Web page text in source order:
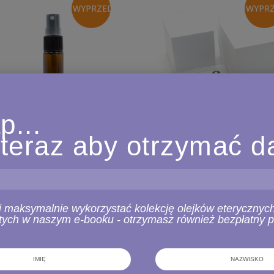
aby otrzymać
wykorzystać kolekcję olejków
w naszym e-booku - otrzymasz również bezpłatny
WYPRZEDANO
bursztynowa szklana butelka
ZOBACZ PRODUKT
10ml butelka dōTERRA z
kulką, szklana z efektem
ZOBACZ PRODUKT